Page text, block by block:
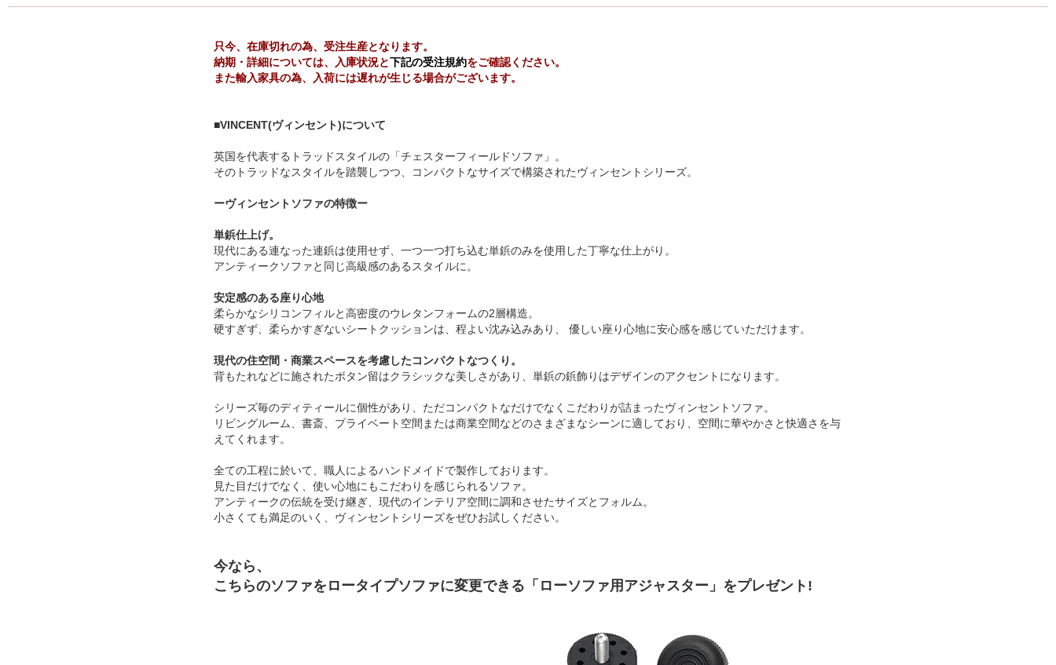
只今、在庫切れの為、受注生産となります。
納期・詳細については、入庫状況と下記の受注規約をご確認ください。
また輸入家具の為、入荷には遅れが生じる場合がございます。
■VINCENT(ヴィンセント)について
英国を代表するトラッドスタイルの「チェスターフィールドソファ」。
そのトラッドなスタイルを踏襲しつつ、コンパクトなサイズで構築されたヴィンセントシリーズ。
ーヴィンセントソファの特徴ー
単鋲仕上げ。
現代にある連なった連鋲は使用せず、一つ一つ打ち込む単鋲のみを使用した丁寧な仕上がり。
アンティークソファと同じ高級感のあるスタイルに。
安定感のある座り心地
柔らかなシリコンフィルと高密度のウレタンフォームの2層構造。
硬すぎず、柔らかすぎないシートクッションは、程よい沈み込みあり、 優しい座り心地に安心感を感じていただけます。
現代の住空間・商業スペースを考慮したコンパクトなつくり。
背もたれなどに施されたボタン留はクラシックな美しさがあり、単鋲の鋲飾りはデザインのアクセントになります。
シリーズ毎のディティールに個性があり、ただコンパクトなだけでなくこだわりが詰まったヴィンセントソファ。
リビングルーム、書斎、プライベート空間または商業空間などのさまざまなシーンに適しており、空間に華やかさと快適さを与
えてくれます。
全ての工程に於いて、職人によるハンドメイドで製作しております。
見た目だけでなく、使い心地にもこだわりを感じられるソファ。
アンティークの伝統を受け継ぎ、現代のインテリア空間に調和させたサイズとフォルム。
小さくても満足のいく、ヴィンセントシリーズをぜひお試しください。
今なら、
こちらのソファをロータイプソファに変更できる「ローソファ用アジャスター」をプレゼント!